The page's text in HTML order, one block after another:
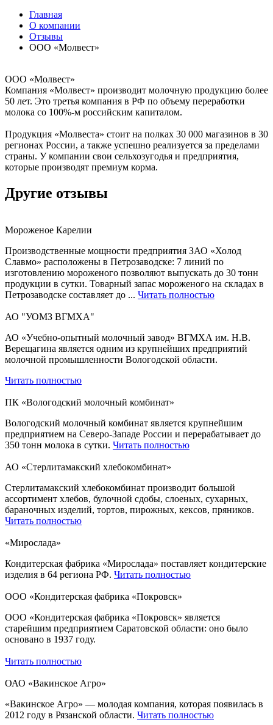
Главная
О компании
Отзывы
ООО «Молвест»
ООО «Молвест»
Компания «Молвест» производит молочную продукцию более
50 лет. Это третья компания в РФ по объему переработки
молока со 100%-м российским капиталом.
Продукция «Молвеста» стоит на полках 30 000 магазинов в 30
регионах России, а также успешно реализуется за пределами
страны. У компании свои сельхозугодья и предприятия,
которые производят премиум корма.
Другие отзывы
Мороженое Карелии
Производственные мощности предприятия ЗАО «Холод
Славмо» расположены в Петрозаводске: 7 линий по
изготовлению мороженого позволяют выпускать до 30 тонн
продукции в сутки. Товарный запас мороженого на складах в
Петрозаводске составляет до ... Читать полностью
АО "УОМЗ ВГМХА"
АО «Учебно-опытный молочный завод» ВГМХА им. Н.В.
Верещагина является одним из крупнейших предприятий
молочной промышленности Вологодской области.
Читать полностью
ПК «Вологодский молочный комбинат»
Вологодский молочный комбинат является крупнейшим
предприятием на Северо-Западе России и перерабатывает до
350 тонн молока в сутки. Читать полностью
АО «Стерлитамакский хлебокомбинат»
Стерлитамакский хлебокомбинат производит большой
ассортимент хлебов, булочной сдобы, слоеных, сухарных,
бараночных изделий, тортов, пирожных, кексов, пряников.
Читать полностью
«Мирослада»
Кондитерская фабрика «Мирослада» поставляет кондитерские
изделия в 64 региона РФ. Читать полностью
ООО «Кондитерская фабрика «Покровск»
ООО «Кондитерская фабрика «Покровск» является
старейшим предприятием Саратовской области: оно было
основано в 1937 году.
Читать полностью
ОАО «Вакинское Агро»
«Вакинское Агро» — молодая компания, которая появилась в
2012 году в Рязанской области. Читать полностью